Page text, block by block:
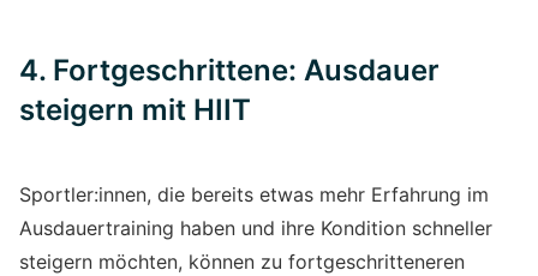
4. Fortgeschrittene: Ausdauer
steigern mit HIIT
Sportler:innen, die bereits etwas mehr Erfahrung im
Ausdauertraining haben und ihre Kondition schneller
steigern möchten, können zu fortgeschritteneren